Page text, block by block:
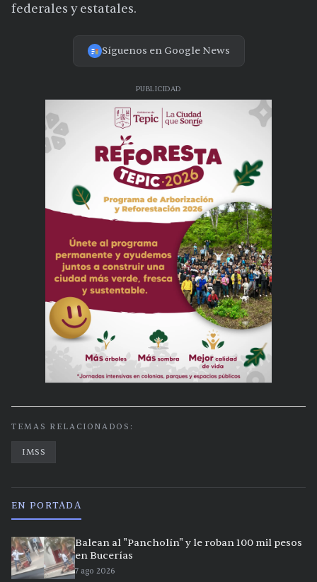
federales y estatales.
Síguenos en Google News
PUBLICIDAD
TEMAS RELACIONADOS:
IMSS
EN PORTADA
Balean al "Pancholín" y le roban 100 mil pesos
en Bucerías
7 ago 2026